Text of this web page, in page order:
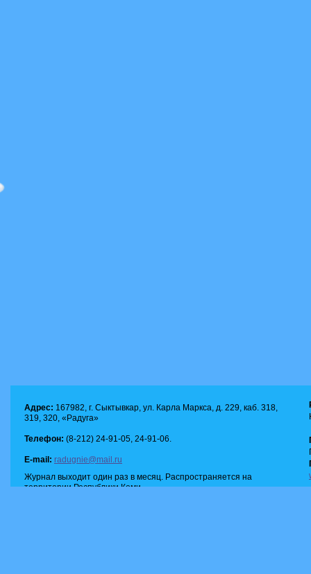
Адрес: 167982, г. Сыктывкар, ул. Карла Маркса, д. 229, каб. 318,
319, 320, «Радуга»
Телефон: (8-212) 24-91-05, 24-91-06.
E-mail: radugnie@mail.ru
Журнал выходит один раз в месяц. Распространяется на
территории Республики Коми.